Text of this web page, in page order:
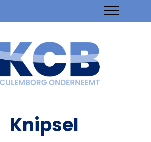
Knipsel